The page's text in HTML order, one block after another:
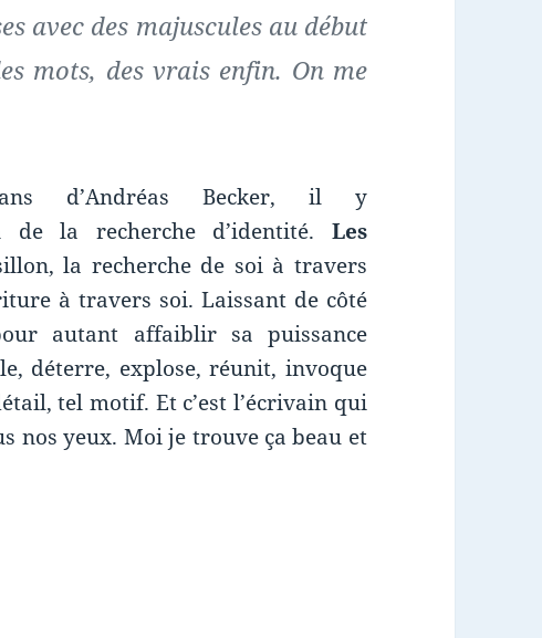
avec des majuscules au début
mots, des vrais enfin. On me
d’Andréas Becker, il y
de la recherche d’identité. Les
la recherche de soi à travers
à travers soi. Laissant de côté
autant affaiblir sa puissance
déterre, explose, réunit, invoque
tel motif. Et c’est l’écrivain qui
nos yeux. Moi je trouve ça beau et